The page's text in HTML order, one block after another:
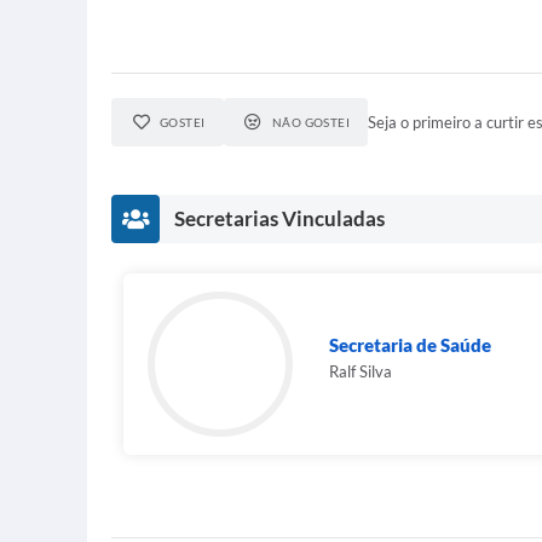
GOSTEI NÃO GOSTEI Seja o primeiro a curtir
Secretarias Vinculadas
Secretaria de Saúde
Ralf Silva